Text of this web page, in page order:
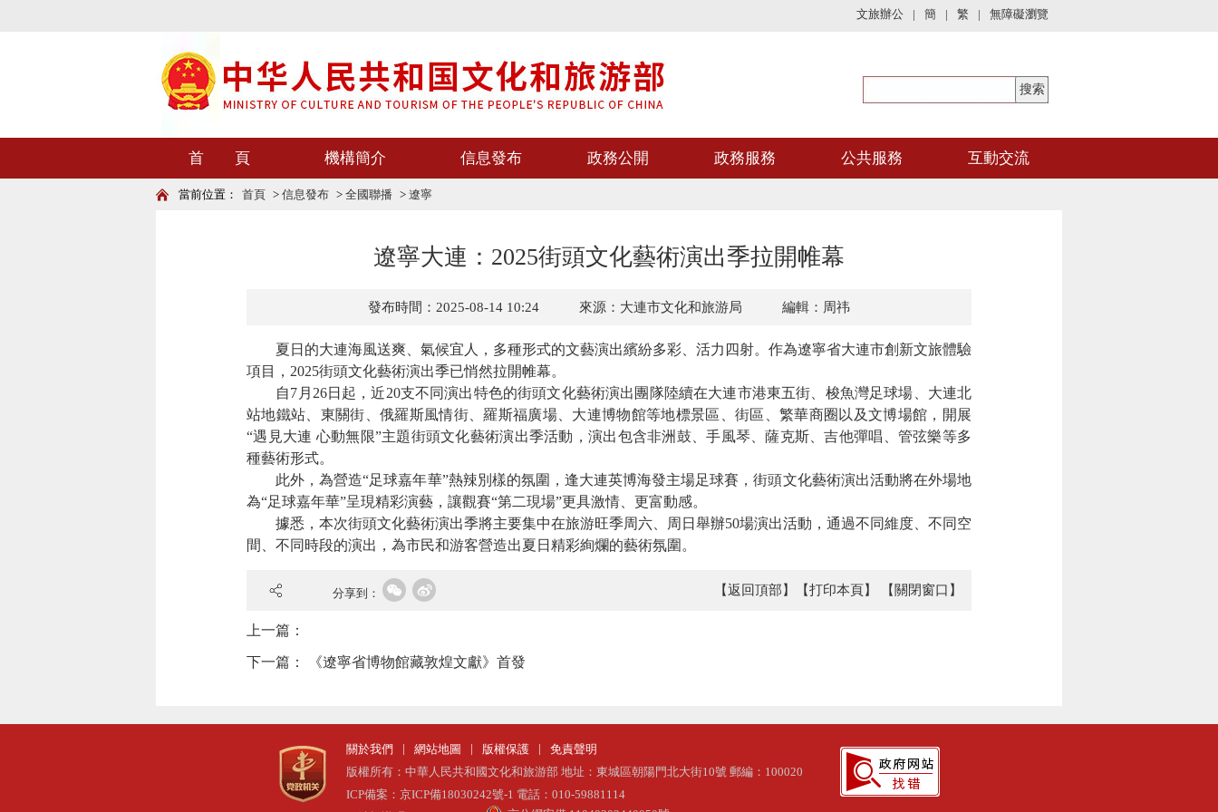
文旅辦公 | 簡 | 繁 | 無障礙瀏覽
首 頁 機構簡介 信息發布 政務公開 政務服務 公共服務 互動交流
當前位置： 首頁 > 信息發布 > 全國聯播 > 遼寧
遼寧大連：2025街頭文化藝術演出季拉開帷幕
發布時間：2025-08-14 10:24 來源：大連市文化和旅游局 編輯：周祎
夏日的大連海風送爽、氣候宜人，多種形式的文藝演出繽紛多彩、活力四射。 作為遼寧省大連市創新文旅體驗
項目， 2025街頭文化藝術演出季已悄然拉開帷幕。
自7月26日起，近20支不同演出特色的街頭文化藝術演出團隊陸續在大連市港東五街、梭魚灣足球場、大連北
站地鐵站、東關街、俄羅斯風情街、羅斯福廣場、大連博物館等地標景區、街區、繁華商圈以及文博場館，開展
“遇見大連 心動無限”主題街頭文化藝術演出季活動，演出包含非洲鼓、手風琴、薩克斯、吉他彈唱、管弦樂等多
種藝術形式。
此外，為營造“足球嘉年華”熱辣別樣的氛圍，逢大連英博海發主場足球賽，街頭文化藝術演出活動將在外場地
為“足球嘉年華”呈現精彩演藝，讓觀賽“第二現場”更具激情、更富動感。
據悉， 本次街頭文化藝術演出季將主要集中在旅游旺季周六、周日舉辦50場演出活動，通過不同維度、不同空
間、不同時段的演出，為市民和游客營造出夏日精彩絢爛的藝術氛圍。
分享到： 【返回頂部】 【打印本頁】 【關閉窗口】
上一篇：
下一篇： 《遼寧省博物館藏敦煌文獻》首發